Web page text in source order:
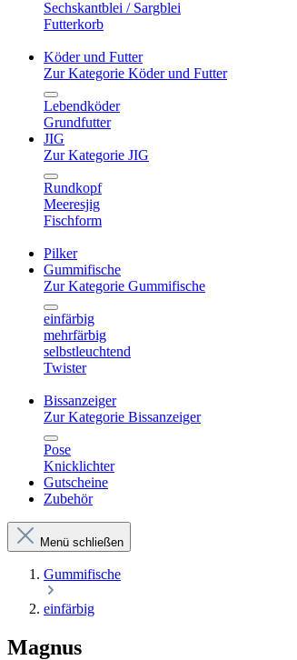
Sechskantblei / Sargblei
Futterkorb
Köder und Futter
Zur Kategorie Köder und Futter
Lebendköder
Grundfutter
JIG
Zur Kategorie JIG
Rundkopf
Meeresjig
Fischform
Pilker
Gummifische
Zur Kategorie Gummifische
einfärbig
mehrfärbig
selbstleuchtend
Twister
Bissanzeiger
Zur Kategorie Bissanzeiger
Pose
Knicklichter
Gutscheine
Zubehör
Menü schließen
Gummifische
einfärbig
Magnus